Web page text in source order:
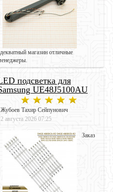
магазин отличные
подсветка для
UE48J5100AU
Жубоев Тахир Сейпунович
2 августа 2026 07:25
Заказ